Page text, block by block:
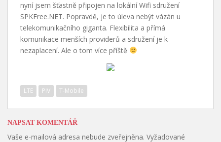
nyní jsem šťastně připojen na lokální Wifi sdružení
SPKFree.NET. Popravdě, je to úleva nebýt vázán u
telekomunikačního giganta. Flexibilita a přímá
komunikace menších providerů a sdružení je k
nezaplacení. Ale o tom více příště
LTE PIV T-Mobile
NAPSAT KOMENTÁŘ
Vaše e-mailová adresa nebude zveřejněna. Vyžadované